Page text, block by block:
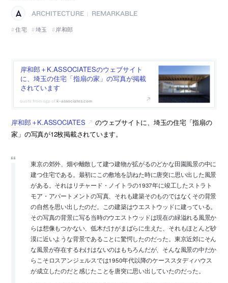
ARCHITECTURE
REMARKABLE
住宅
埼玉 岸和郎
岸和郎＋K.ASSOCIATESのウェブサイト
に、埼玉の住宅「指扇の家」の写真が掲載
されています
k-associates.com
岸和郎＋K.ASSOCIATES
のウェブサイトに、埼玉の住宅「指扇の
家」の写真が12枚掲載されています。
東京の郊外、畑や離散して建つ建物が拡がるのどかな田園風景の中に
建つ住宅である。最初にこの敷地を訪ねた時に唐突に思い出した風景
がある。それはリチャード・ノイトラの1937年に竣工したストラト
モア・アパートメントの写真、それも建築そのものではなくその背景
の自然を思い出したのだ。この建築はウエストウッドに建っている。
その写真の背景に写る当時のウエストウッドは現在の緑溢れる風景か
らは想像もつかない、低木だけがまばらに生えた、それもほとんど砂
漠に近いような背景であることに驚愕したのだった。東京近郊にそん
な風景が存在するわけはないのはもちろんだが、そんな風景の中だか
らこそロスアンジェルスでは1950年代以降のケーススタディハウス
が成立したのだと感じたことを唐突に思い出していたのだった。